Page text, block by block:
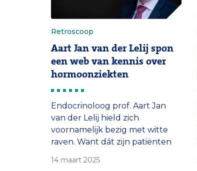
Retroscoop
Aart Jan van der Lelij spon
een web van kennis over
hormoonziekten
Endocrinoloog prof. Aart Jan
van der Lelij hield zich
voornamelijk bezig met witte
raven. Want dát zijn patiënten
Hun ziekten zijn zeldzaam, soms
14 maart 2025